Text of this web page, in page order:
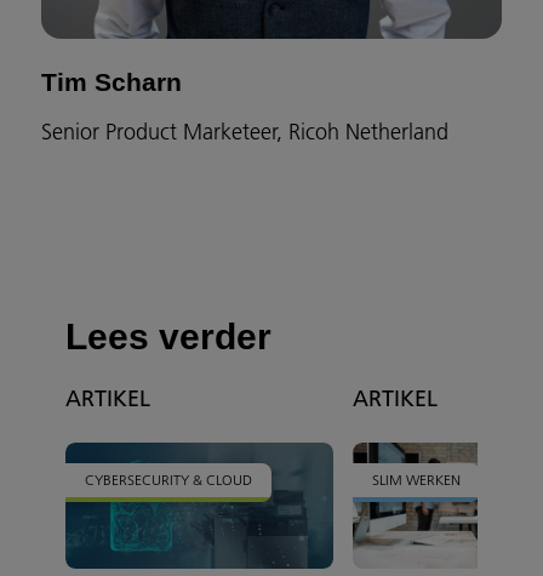
Tim Scharn
Senior Product Marketeer, Ricoh Netherland
Lees verder
ARTIKEL
CYBERSECURITY & CLOUD
ARTIKEL
SLIM WERKEN